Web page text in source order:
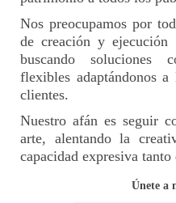
Nos preocupamos por
de creación y ejecución
buscando soluciones
flexibles adaptándonos a
clientes.
Nuestro afán es seguir
arte, alentando la
capacidad expresiva tanto
Únete a